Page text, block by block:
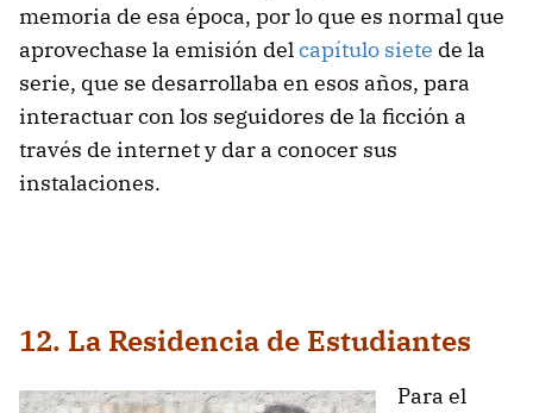
memoria de esa época, por lo que es normal que
aprovechase la emisión delcapítulo siete de la
serie, que se desarrollaba en esos años, para
interactuar con los seguidores de la ficción a
través de internet y dar a conocer sus
instalaciones.
12. La Residencia de Estudiantes
Para el